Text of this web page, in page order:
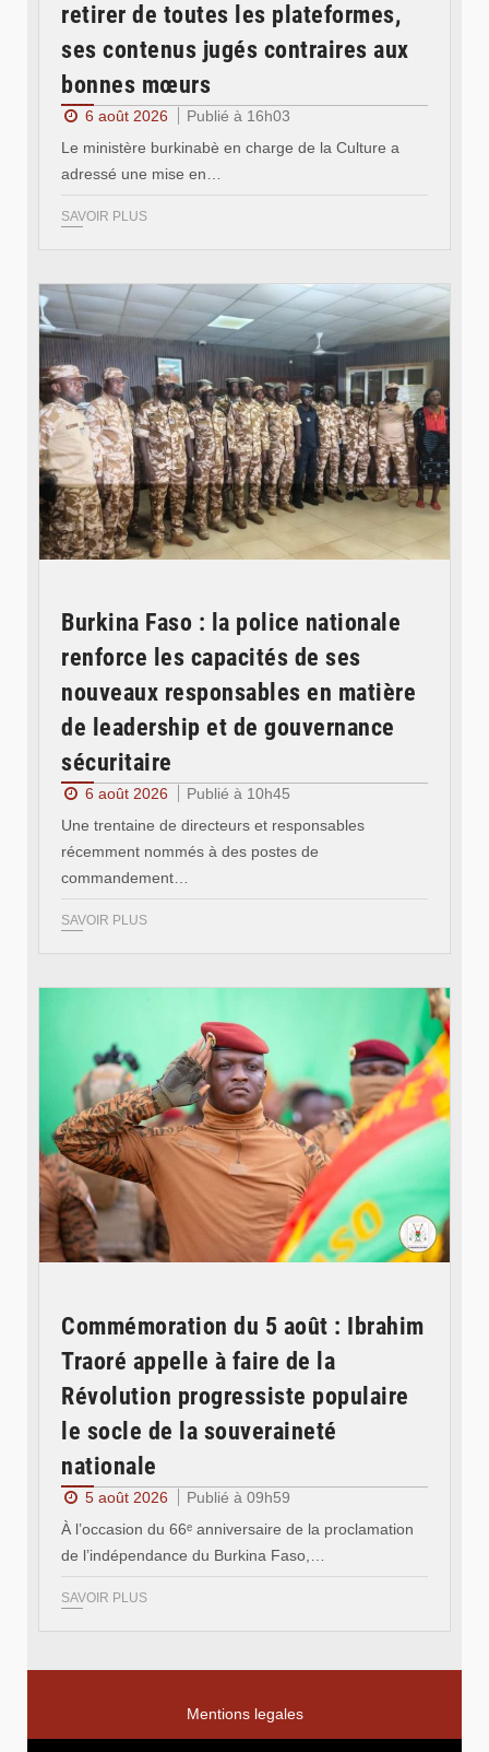
retirer de toutes les plateformes,
ses contenus jugés contraires aux
bonnes mœurs
6 août 2026
Publié à 16h03
Le ministère burkinabè en charge de la Culture a
adressé une mise en…
SAVOIR PLUS
Burkina Faso : la police nationale
renforce les capacités de ses
nouveaux responsables en matière
de leadership et de gouvernance
sécuritaire
6 août 2026
Publié à 10h45
Une trentaine de directeurs et responsables
récemment nommés à des postes de
commandement…
SAVOIR PLUS
Commémoration du 5 août : Ibrahim
Traoré appelle à faire de la
Révolution progressiste populaire
le socle de la souveraineté
nationale
5 août 2026
Publié à 09h59
À l’occasion du 66ᵉ anniversaire de la proclamation
de l’indépendance du Burkina Faso,…
SAVOIR PLUS
Mentions legales